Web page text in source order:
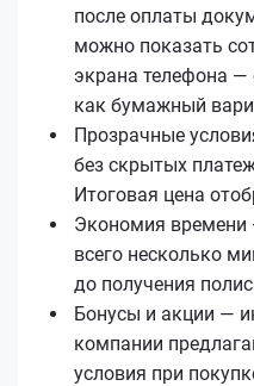
после оплаты
можно показать
экрана телефона —
как бумажный
Прозрачные
без скрытых
Итоговая цена
Экономия времени
всего несколько
до получения
Бонусы и акции —
компании
условия при